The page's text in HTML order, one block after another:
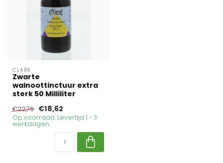
CLARK
Zwarte
walnoottinctuur extra
sterk 50 Milliliter
€22,76 €18,62
Op voorraad. Levertijd 1 - 3
werkdagen